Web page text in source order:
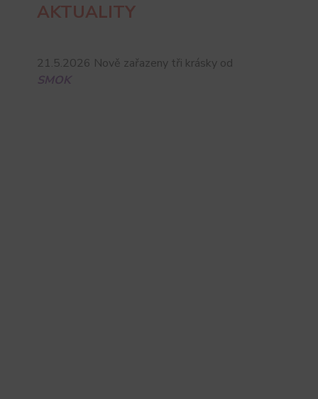
AKTUALITY
21.5.2026 Nově zařazeny tři krásky od
SMOK